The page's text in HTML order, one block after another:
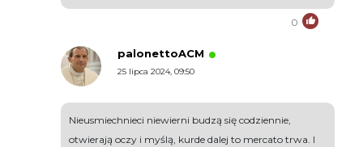
0
palonettoACM
25 lipca 2024, 09:50
Nieusmiechnieci niewierni budzą się codziennie,
otwierają oczy i myślą, kurde dalej to mercato trwa. I